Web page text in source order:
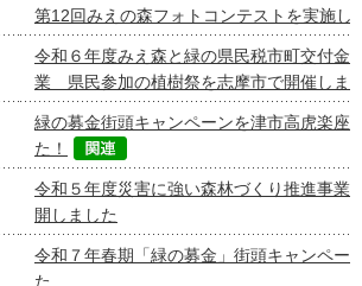
第12回みえの森フォトコンテストを実施し
令和６年度みえ森と緑の県民税市町交付金
業 県民参加の植樹祭を志摩市で開催しま
緑の募金街頭キャンペーンを津市高虎楽座
た！
令和５年度災害に強い森林づくり推進事業
開しました
令和７年春期「緑の募金」街頭キャンペー
た